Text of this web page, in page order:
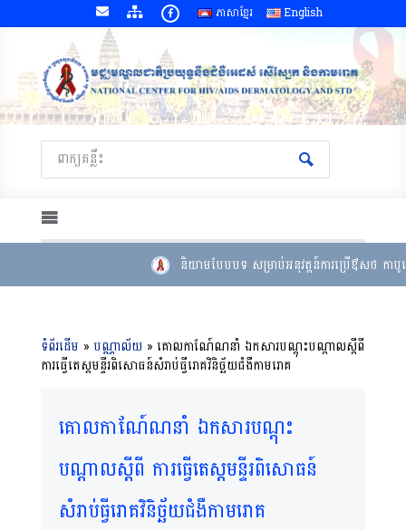
ភាសាខ្មែរ English
និយាមបែបបទ សម្រាប់អនុវត្តន៍ការប្រើឳសថ កា
ទំព័រដើម » បណ្ណាល័យ» គោលកាណ៍ែណនាំ ឯកសារបណ្តុះបណ្តាលស្តីពី
ការធ្វើតេស្តមន្ទីរពិសោធន៍សំរាប់ធ្វីរោគវិនិច្ឆ័យជំងឺកាមរោគ
គោលកាណ៍ែណនាំ ឯកសារបណ្តុះ
បណ្តាលស្តីពី ការធ្វើតេស្តមន្ទីរពិសោធន៍
សំរាប់ធ្វីរោគវិនិច្ឆ័យជំងឺកាមរោគ